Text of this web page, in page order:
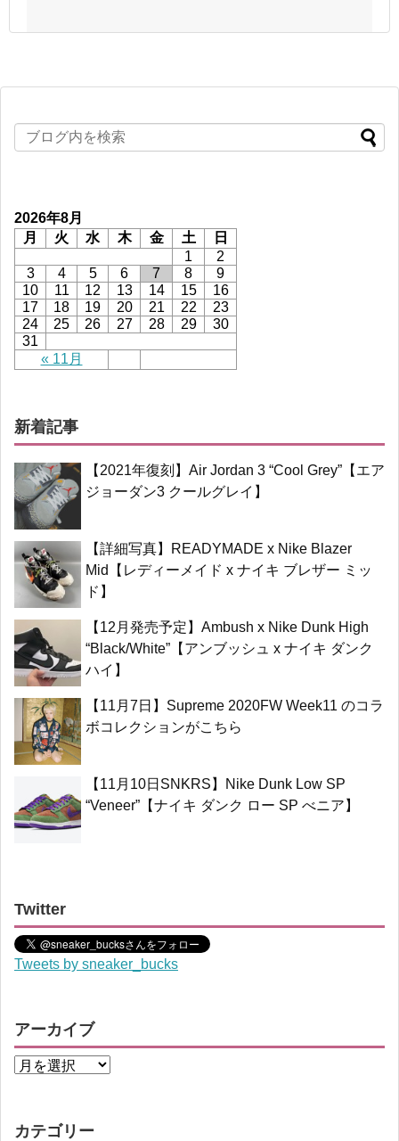
2026年8月
月
火 水 木 金 土 日
« 11月
1
2
3
4 5 6 7 8
9
10
11 12 13 14 15
16
17
18 19 20 21 22
23
24
25 26 27 28 29
30
31
新着記事
【2021年復刻】Air Jordan 3 “Cool Grey”【エア
ジョーダン3 クールグレイ】
【詳細写真】READYMADE x Nike Blazer
Mid【レディーメイド x ナイキ ブレザー ミッ
ド】
【12月発売予定】Ambush x Nike Dunk High
“Black/White”【アンブッシュ x ナイキ ダンク
ハイ】
【11月7日】Supreme 2020FW Week11 のコラ
ボコレクションがこちら
【11月10日SNKRS】Nike Dunk Low SP
“Veneer”【ナイキ ダンク ロー SP べニア】
Twitter
Tweets by sneaker_bucks
アーカイブ
カテゴリー